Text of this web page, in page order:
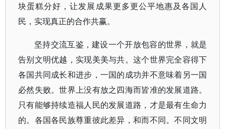
块蛋糕分好，让发展成果更多更公平地惠及各国人
民，实现真正的合作共赢。
坚持交流互鉴，建设一个开放包容的世界，就是
告别文明优越，实现美美与共。这个世界完全容得下
各国共同成长和进步，一国的成功并不意味着另一国
必然失败。世界上没有放之四海而皆准的发展道路。
只有能够持续造福人民的发展道路，才是最有生命力
的。各国各民族尊重彼此差异，和而不同。不同文明